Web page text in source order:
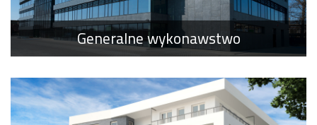
Generalne wykonawstwo